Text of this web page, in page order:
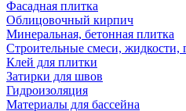
Фасадная плитка
Облицовочный кирпич
Минеральная, бетонная плитка
Строительные смеси, жидкости,
Клей для плитки
Затирки для швов
Гидроизоляция
Материалы для бассейна